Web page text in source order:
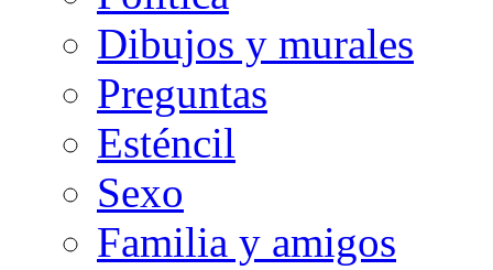
Dibujos y murales
Preguntas
Esténcil
Sexo
Familia y amigos